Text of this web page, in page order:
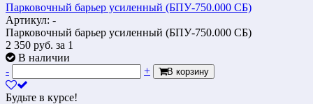
Парковочный барьер усиленный (БПУ-750.000 СБ)
Артикул: -
Парковочный барьер усиленный (БПУ-750.000 СБ)
2 350 руб. за 1
В наличии
-
+ В корзину
Будьте в курсе!